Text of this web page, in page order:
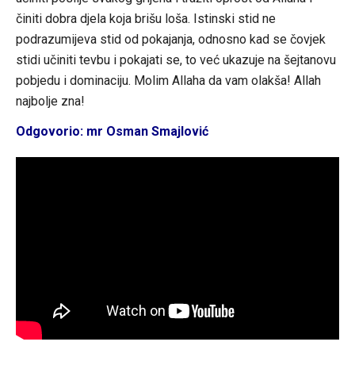
činiti dobra djela koja brišu loša. Istinski stid ne
podrazumijeva stid od pokajanja, odnosno kad se čovjek
stidi učiniti tevbu i pokajati se, to već ukazuje na šejtanovu
pobjedu i dominaciju. Molim Allaha da vam olakša! Allah
najbolje zna!
Odgovorio: mr Osman Smajlović